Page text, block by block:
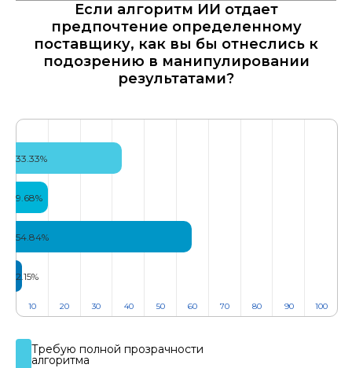
Если алгоритм ИИ отдает
предпочтение определенному
поставщику, как вы бы отнеслись к
подозрению в манипулировании
результатами?
Требую полной прозрачности
алгоритма​​
33.33%
9.68%
54.84%
2.15%
10 20 30 40 50 60 70 80 90 100